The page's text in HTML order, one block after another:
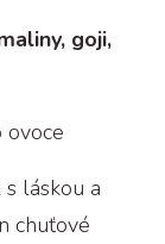
goji,
ovoce
láskou a
chuťové